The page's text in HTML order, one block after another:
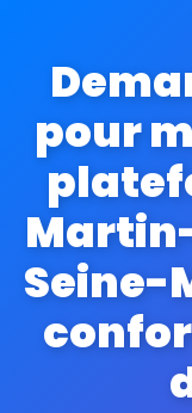
pour
Seine-